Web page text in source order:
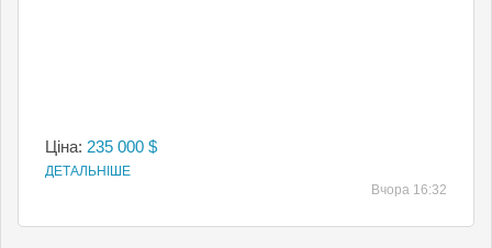
Ціна: 235 000 $
ДЕТАЛЬНІШЕ
Вчора 16:32